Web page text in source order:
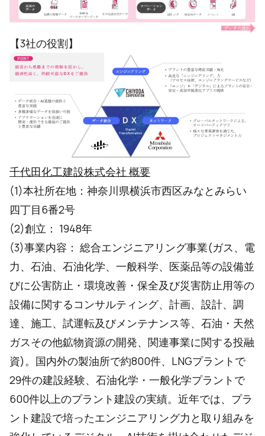
【3社の役割】
千代田化工建設株式会社 概要
(1)本社所在地：神奈川県横浜市西区みなとみらい
四丁目6番2号
(2)創立： 1948年
(3)事業内容： 総合エンジニアリング事業(ガス、電
力、石油、石油化学、一般科学、医薬品等の設備並
びに公害防止・環境改善・保全及び災害防止用等の
設備に関するコンサルティング、計画、設計、調
達、施工、試運転及びメンテナンス等、石油・天然
ガスその他鉱物資源の開発、関連事業に関する投融
資)。国内外の製油所で約800件、LNGプラントで
29件の建設経験、石油化学・一般化学プラントで
600件以上のプラント建設の実績。近年では、プラ
ント建設で培ったエンジニアリング力と取り組みを